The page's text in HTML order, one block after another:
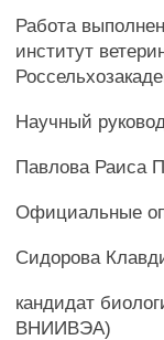
Работа
институт
Научный
Павлова Раиса
Официальные
Сидорова
кандидат
ВНИИВЭА)